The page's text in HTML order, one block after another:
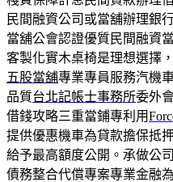
民間融資公司或當舖辦理銀
當舖公會認證優質民間融資
客製化實木桌椅是理想選擇
五股當舖專業專員服務汽機
品質台北記帳士事務所委外
借錢攻略三重當鋪專利用
提供優惠機車為貸款擔保抵
給予最高額度公開。承做公
債務整合代償專案專業金融